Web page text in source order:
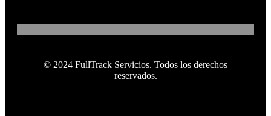
© 2024 FullTrack Servicios. Todos los derechos
reservados.